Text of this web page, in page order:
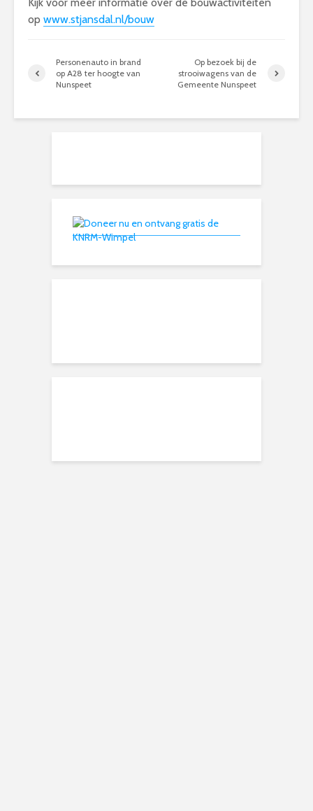
op www.stjansdal.nl/bouw
Personenauto in brand
op A28 ter hoogte van
Nunspeet
Op bezoek bij de
strooiwagens van de
Gemeente Nunspeet